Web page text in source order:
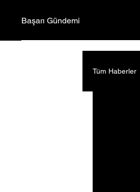
Başarı Gündemi
Tüm Haberler